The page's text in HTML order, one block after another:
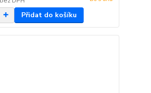
Přidat do košíku